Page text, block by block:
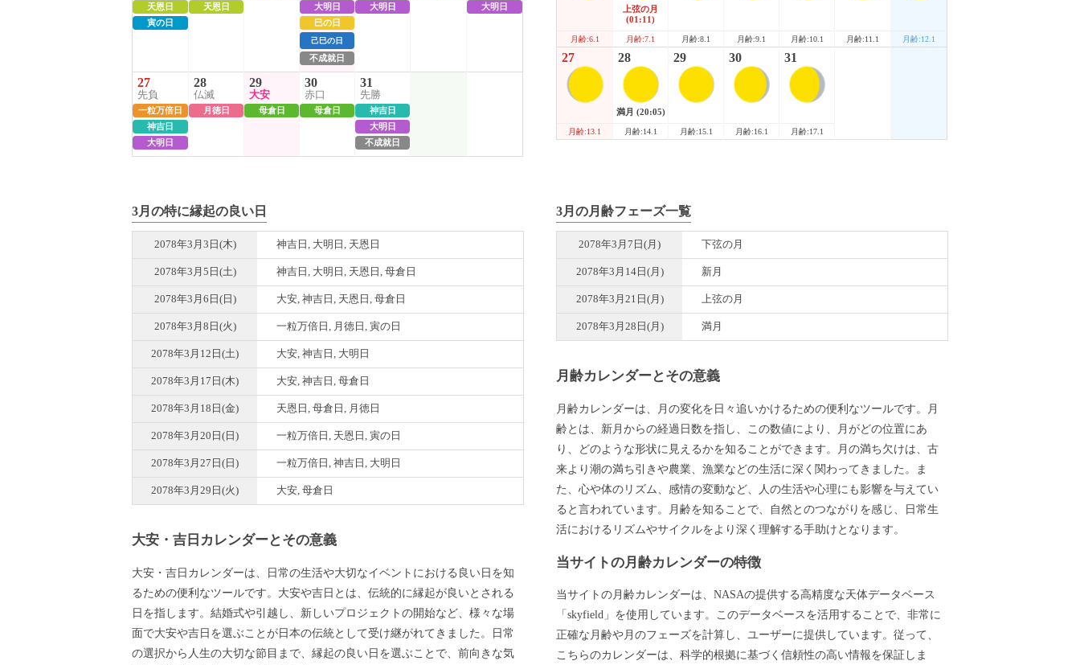
天恩日
寅の日
天恩日
大明日
巳の日
己巳の日
不成就日
大明日
大明日
27
先負
一粒万倍日
神吉日
大明日
28
仏滅
月徳日
29
大安
母倉日
30
赤口
母倉日
31
先勝
神吉日
大明日
不成就日
月齢:6.1
上弦の月
(01:11)
月齢:7.1 月齢:8.1 月齢:9.1 月齢:10.1 月齢:11.1 月齢:12.1
27
月齢:13.1
28
満月 (20:05)
月齢:14.1
29
月齢:15.1
30
月齢:16.1
31
月齢:17.1
3月の特に縁起の良い日
2078年3月3日(木) 神吉日, 大明日, 天恩日
2078年3月5日(土) 神吉日, 大明日, 天恩日, 母倉日
2078年3月6日(日) 大安, 神吉日, 天恩日, 母倉日
2078年3月8日(火) 一粒万倍日, 月徳日, 寅の日
2078年3月12日(土) 大安, 神吉日, 大明日
2078年3月17日(木) 大安, 神吉日, 母倉日
2078年3月18日(金) 天恩日, 母倉日, 月徳日
2078年3月20日(日) 一粒万倍日, 天恩日, 寅の日
2078年3月27日(日) 一粒万倍日, 神吉日, 大明日
2078年3月29日(火) 大安, 母倉日
大安・吉日カレンダーとその意義
大安・吉日カレンダーは、日常の生活や大切なイベントにおける良い日を知
るための便利なツールです。大安や吉日とは、伝統的に縁起が良いとされる
日を指します。結婚式や引越し、新しいプロジェクトの開始など、様々な場
面で大安や吉日を選ぶことが日本の伝統として受け継がれてきました。日常
の選択から人生の大切な節目まで、縁起の良い日を選ぶことで、前向きな気
3月の月齢フェーズ一覧
2078年3月7日(月) 下弦の月
2078年3月14日(月) 新月
2078年3月21日(月) 上弦の月
2078年3月28日(月) 満月
月齢カレンダーとその意義
月齢カレンダーは、月の変化を日々追いかけるための便利なツールです。月
齢とは、新月からの経過日数を指し、この数値により、月がどの位置にあ
り、どのような形状に見えるかを知ることができます。月の満ち欠けは、古
来より潮の満ち引きや農業、漁業などの生活に深く関わってきました。ま
た、心や体のリズム、感情の変動など、人の生活や心理にも影響を与えてい
ると言われています。月齢を知ることで、自然とのつながりを感じ、日常生
活におけるリズムやサイクルをより深く理解する手助けとなります。
当サイトの月齢カレンダーの特徴
当サイトの月齢カレンダーは、NASAの提供する高精度な天体データベース
「skyfield」を使用しています。このデータベースを活用することで、非常に
正確な月齢や月のフェーズを計算し、ユーザーに提供しています。従って、
こちらのカレンダーは、科学的根拠に基づく信頼性の高い情報を保証しま